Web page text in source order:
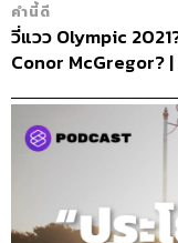
คำนี้ดี
วี่แวว Olympic
Conor McGregor?